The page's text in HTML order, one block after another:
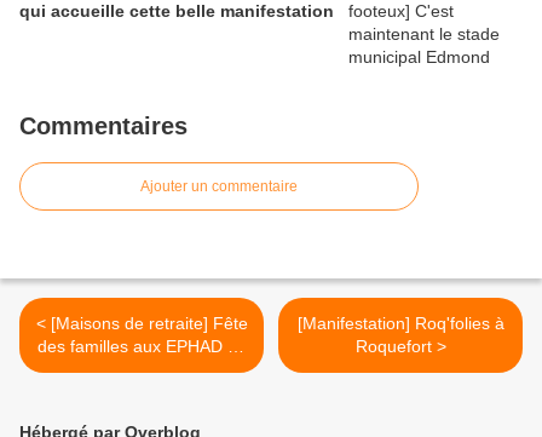
qui accueille cette belle manifestation
Commentaires
Ajouter un commentaire
< [Maisons de retraite] Fête
des familles aux EPHAD de
la Sorgues et Caylus
[Manifestation] Roq'folies à
Roquefort >
Hébergé par Overblog